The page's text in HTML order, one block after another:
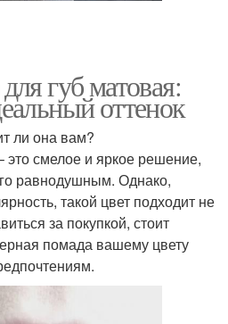
губ матовая:
оттенок
ли она вам?
это смелое и яркое решение,
равнодушным. Однако,
такой цвет подходит не
за покупкой, стоит
помада вашему цвету